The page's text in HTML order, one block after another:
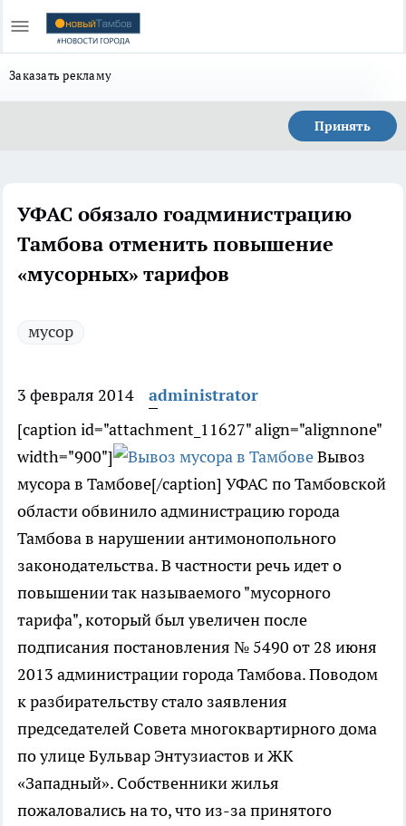
Заказать рекламу
Принять
УФАС обязало гоадминистрацию
Тамбова отменить повышение
«мусорных» тарифов
мусор
3 февраля 2014
administrator
[caption id="attachment_11627" align="alignnone"
width="900"]
Вывоз
мусора в Тамбове[/caption] УФАС по Тамбовской
области обвинило администрацию города
Тамбова в нарушении антимонопольного
законодательства. В частности речь идет о
повышении так называемого "мусорного
тарифа", который был увеличен после
подписания постановления № 5490 от 28 июня
2013 администрации города Тамбова. Поводом
к разбирательству стало заявления
председателей Совета многоквартирного дома
по улице Бульвар Энтузиастов и ЖК
«Западный». Собственники жилья
пожаловались на то, что из-за принятого